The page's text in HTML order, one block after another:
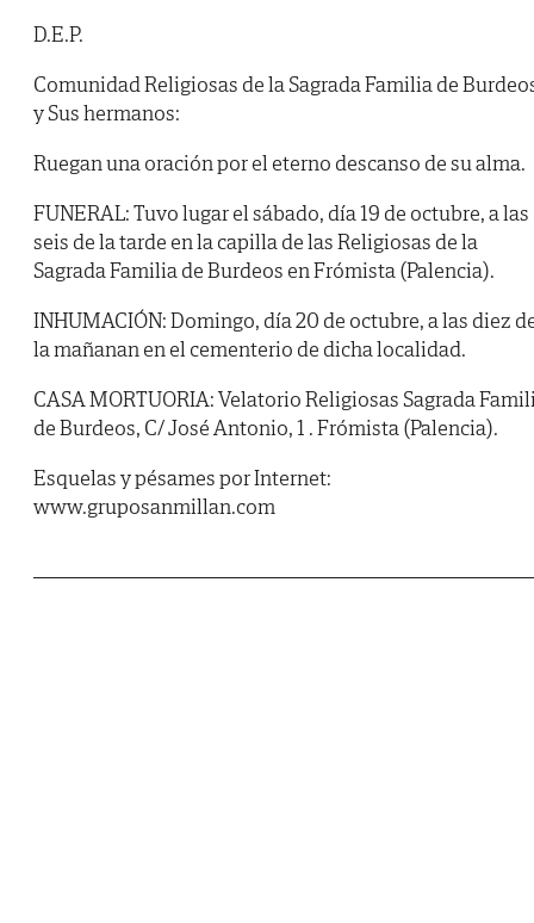
D.E.P.
Comunidad Religiosas de la Sagrada Familia de
y Sus hermanos:
Ruegan una oración por el eterno descanso de su alma.
FUNERAL: Tuvo lugar el sábado, día 19 de octubre, a las
seis de la tarde en la capilla de las Religiosas de la
Sagrada Familia de Burdeos en Frómista (Palencia).
INHUMACIÓN: Domingo, día 20 de octubre, a las diez
la mañanan en el cementerio de dicha localidad.
CASA MORTUORIA: Velatorio Religiosas Sagrada
de Burdeos, C/ José Antonio, 1 . Frómista (Palencia).
Esquelas y pésames por Internet:
www.gruposanmillan.com